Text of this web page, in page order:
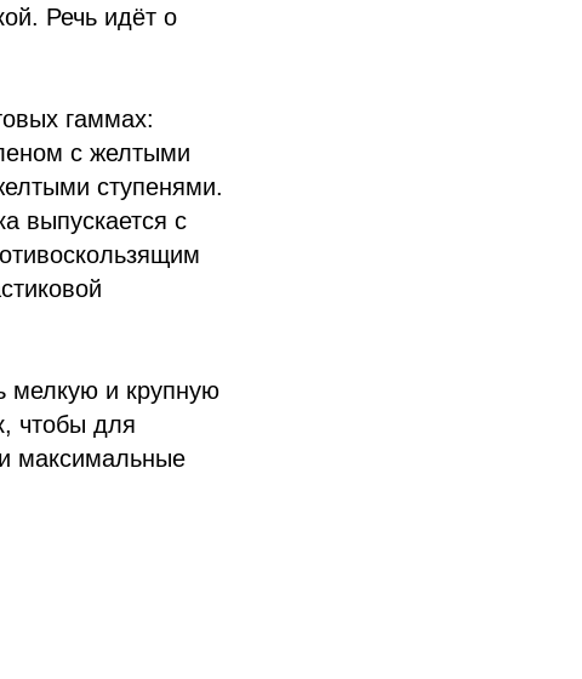
Речь идёт о
гаммах:
с желтыми
ступенями.
выпускается с
мелкую и крупную
чтобы для
максимальные